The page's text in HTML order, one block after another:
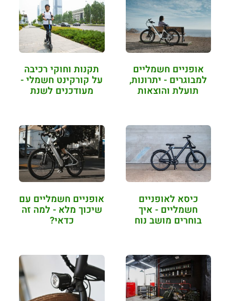
אופניים חשמליים
למבוגרים - יתרונות,
תועלת והוצאות
תקנות וחוקי רכיבה
על קורקינט חשמלי -
מעודכנים לשנת
כיסא לאופניים
חשמליים - איך
בוחרים מושב נוח
אופניים חשמליים עם
שיכוך מלא - למה זה
כדאי?